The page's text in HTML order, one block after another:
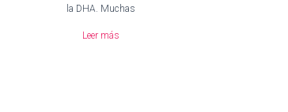
la DHA. Muchas
Leer más